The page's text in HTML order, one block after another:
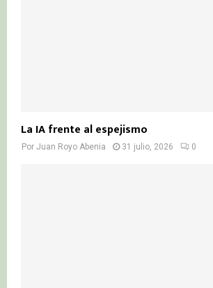
La IA frente al espejismo
Por Juan Royo Abenia 31 julio, 2026 0